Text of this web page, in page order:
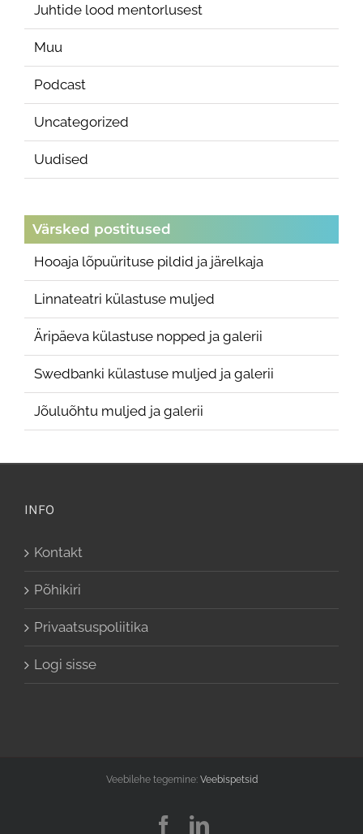
Juhtide lood mentorlusest
Muu
Podcast
Uncategorized
Uudised
Värsked postitused
Hooaja lõpuürituse pildid ja järelkaja
Linnateatri külastuse muljed
Äripäeva külastuse nopped ja galerii
Swedbanki külastuse muljed ja galerii
Jõuluõhtu muljed ja galerii
INFO
Kontakt
Põhikiri
Privaatsuspoliitika
Logi sisse
Veebilehe tegemine: Veebispetsid
Facebook
LinkedIn